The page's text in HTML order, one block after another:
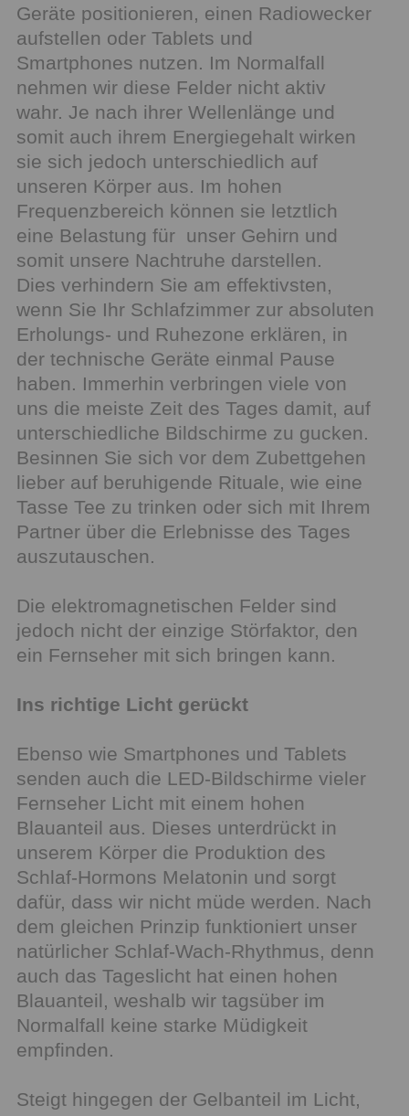
Geräte positionieren, einen Radiowecker
aufstellen oder Tablets und
Smartphones nutzen. Im Normalfall
nehmen wir diese Felder nicht aktiv
wahr. Je nach ihrer Wellenlänge und
somit auch ihrem Energiegehalt wirken
sie sich jedoch unterschiedlich auf
unseren Körper aus. Im hohen
Frequenzbereich können sie letztlich
eine Belastung für unser Gehirn und
somit unsere Nachtruhe darstellen.
Dies verhindern Sie am effektivsten,
wenn Sie Ihr Schlafzimmer zur absoluten
Erholungs- und Ruhezone erklären, in
der technische Geräte einmal Pause
haben. Immerhin verbringen viele von
uns die meiste Zeit des Tages damit, auf
unterschiedliche Bildschirme zu gucken.
Besinnen Sie sich vor dem Zubettgehen
lieber auf beruhigende Rituale, wie eine
Tasse Tee zu trinken oder sich mit Ihrem
Partner über die Erlebnisse des Tages
auszutauschen.
Die elektromagnetischen Felder sind
jedoch nicht der einzige Störfaktor, den
ein Fernseher mit sich bringen kann.
Ins richtige Licht gerückt
Ebenso wie Smartphones und Tablets
senden auch die LED-Bildschirme vieler
Fernseher Licht mit einem hohen
Blauanteil aus. Dieses unterdrückt in
unserem Körper die Produktion des
Schlaf-Hormons Melatonin und sorgt
dafür, dass wir nicht müde werden. Nach
dem gleichen Prinzip funktioniert unser
natürlicher Schlaf-Wach-Rhythmus, denn
auch das Tageslicht hat einen hohen
Blauanteil, weshalb wir tagsüber im
Normalfall keine starke Müdigkeit
empfinden.
Steigt hingegen der Gelbanteil im Licht,